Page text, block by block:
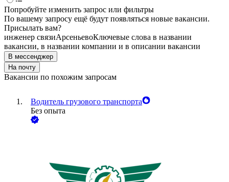
Попробуйте изменить запрос или фильтры
По вашему запросу ещё будут появляться новые вакансии.
Присылать вам?
инженер связиАрсеньевоКлючевые слова в названии
вакансии, в названии компании и в описании вакансии
В мессенджер
На почту
Вакансии по похожим запросам
Водитель грузового транспорта
Без опыта